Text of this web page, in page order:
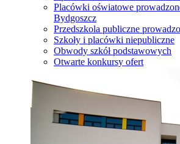
Placówki oświatowe
Bydgoszcz
Przedszkola publiczne
Szkoły i placówki niepubliczne
Obwody szkół podstawowych
Otwarte konkursy ofert